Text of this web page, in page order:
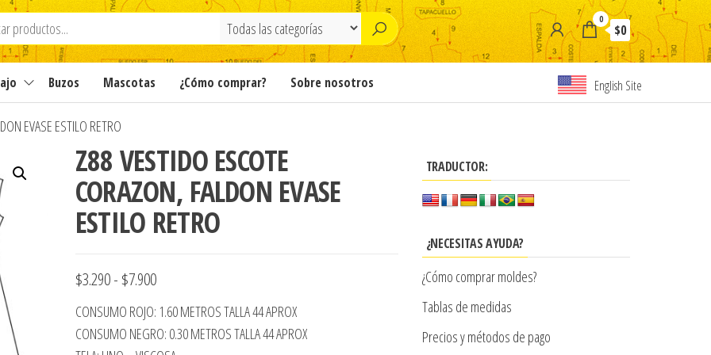
0
$0
Buzos Mascotas ¿Cómo comprar? Sobre nosotros English Site
EVASE ESTILO RETRO
Z88 VESTIDO ESCOTE
CORAZON, FALDON EVASE
ESTILO RETRO
$3.290- $7.900Rango
de
precios:
CONSUMO ROJO: 1.60 METROS TALLA 44 APROX
CONSUMO NEGRO: 0.30 METROS TALLA 44 APROX
TRADUCTOR:
¿NECESITAS AYUDA?
¿Cómo comprar moldes?
Tablas de medidas
Precios y métodos de pago